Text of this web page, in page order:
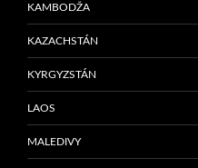
KAMBODŽA
KAZACHSTÁN
KYRGYZSTÁN
LAOS
MALEDIVY